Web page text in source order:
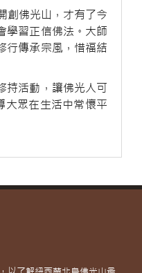
創佛光山，才有了今
學習正信佛法。大師
行傳承宗風，惜福結
持活動，讓佛光人可
大眾在生活中常懷平